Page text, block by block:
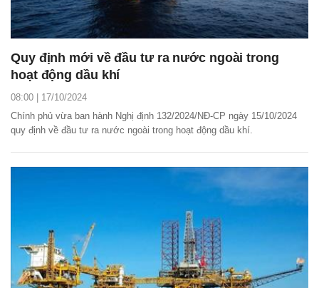
Quy định mới về đầu tư ra nước ngoài trong
hoạt động dầu khí
08:00 | 17/10/2024
Chính phủ vừa ban hành Nghị định 132/2024/NĐ-CP ngày 15/10/2024
quy định về đầu tư ra nước ngoài trong hoạt động dầu khí.